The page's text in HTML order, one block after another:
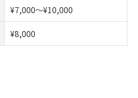
¥7,000～¥10,000
¥8,000